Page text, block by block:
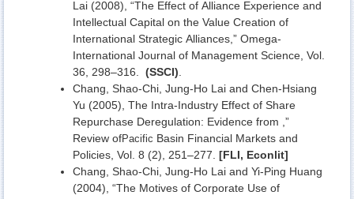
Lai (2008), “The Effect of Alliance Experience and
Intellectual Capital on the Value Creation of
International Strategic Alliances,” Omega-
International Journal of Management Science, Vol.
36, 298–316. (SSCI)
Chang, Shao-Chi, Jung-Ho Lai and Chen-Hsiang
Yu (2005), The Intra-Industry Effect of Share
Repurchase Deregulation: Evidence from ,”
Review ofPacific Basin Financial Markets and
Policies, Vol. 8 (2), 251–277. [FLI, Econlit]
Chang, Shao-Chi, Jung-Ho Lai and Yi-Ping Huang
(2004), “The Motives of Corporate Use of